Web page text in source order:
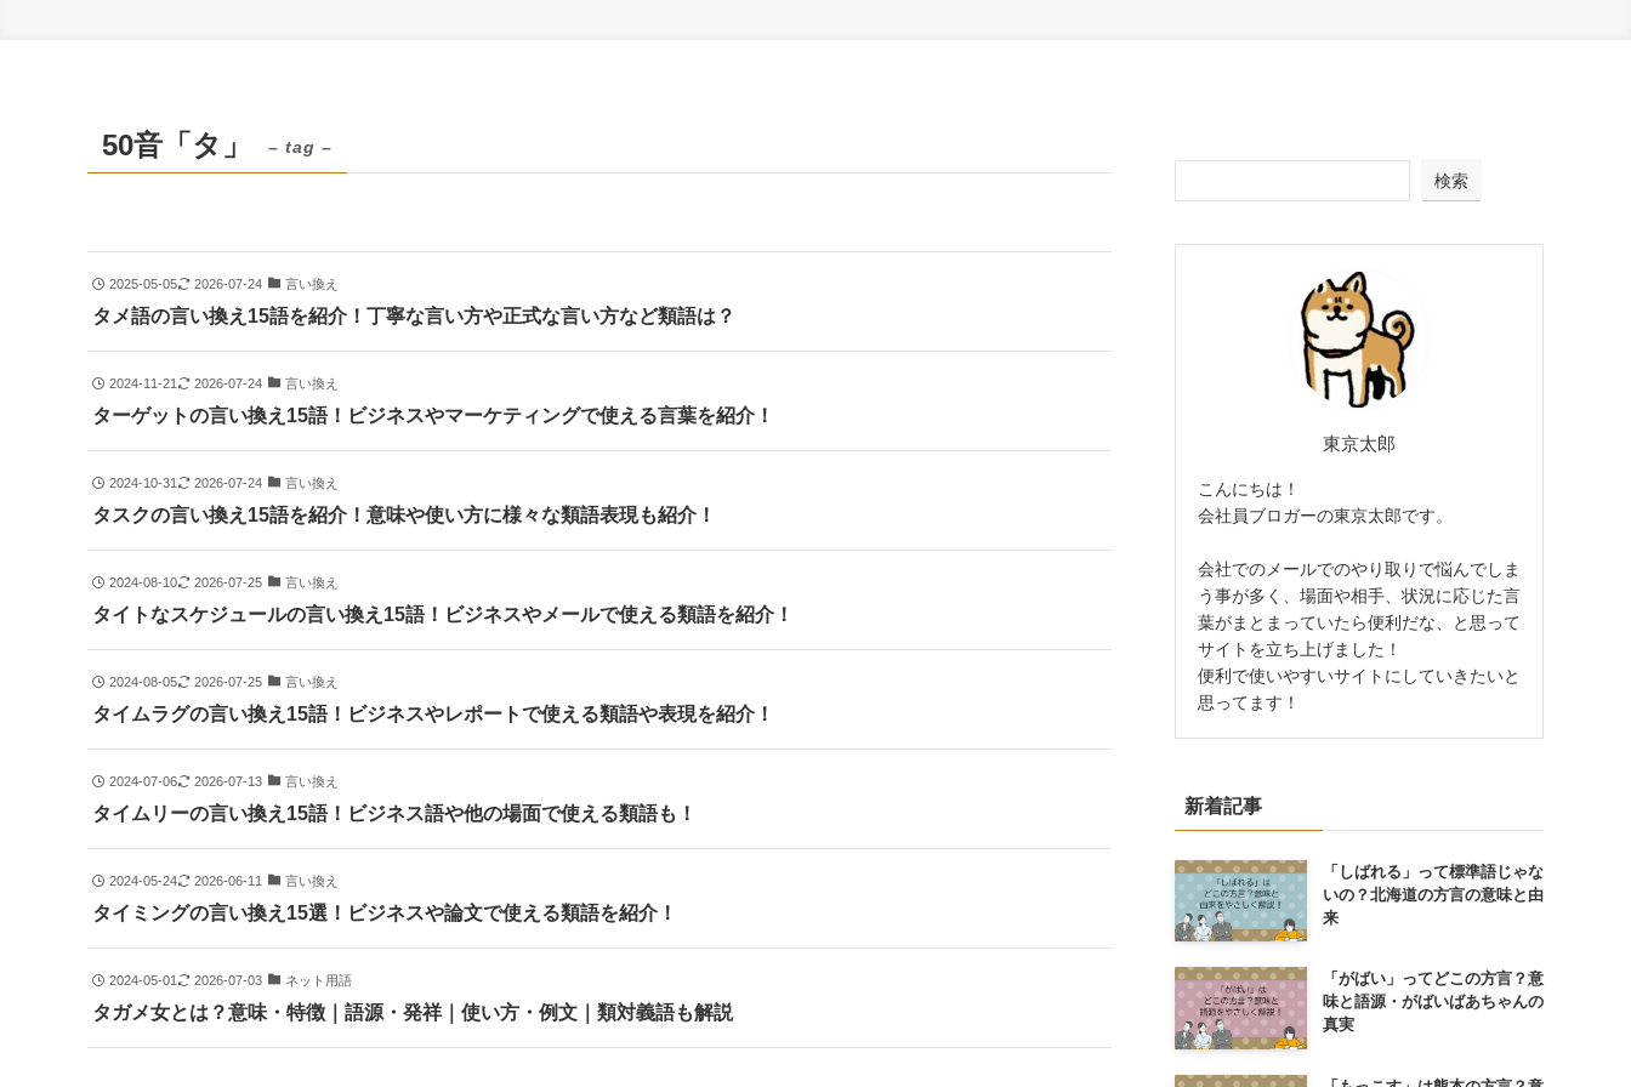
50音「タ」 – tag –
2025-05-05 2026-07-24 言い換え
タメ語の言い換え15語を紹介！丁寧な言い方や正式な言い方など類語は？
2024-11-21 2026-07-24 言い換え
ターゲットの言い換え15語！ビジネスやマーケティングで使える言葉を紹介！
2024-10-31 2026-07-24 言い換え
タスクの言い換え15語を紹介！意味や使い方に様々な類語表現も紹介！
2024-08-10 2026-07-25 言い換え
タイトなスケジュールの言い換え15語！ビジネスやメールで使える類語を紹介！
2024-08-05 2026-07-25 言い換え
タイムラグの言い換え15語！ビジネスやレポートで使える類語や表現を紹介！
2024-07-06 2026-07-13 言い換え
タイムリーの言い換え15語！ビジネス語や他の場面で使える類語も！
2024-05-24 2026-06-11 言い換え
タイミングの言い換え15選！ビジネスや論文で使える類語を紹介！
2024-05-01 2026-07-03 ネット用語
タガメ女とは？意味・特徴｜語源・発祥｜使い方・例文｜類対義語も解説
検索
東京太郎
こんにちは！
会社員ブロガーの東京太郎です。
会社でのメールでのやり取りで悩んでしま
う事が多く、場面や相手、状況に応じた言
葉がまとまっていたら便利だな、と思って
サイトを立ち上げました！
便利で使いやすいサイトにしていきたいと
思ってます！
新着記事
「しばれる」って標準語じゃな
いの？北海道の方言の意味と由
来
「がばい」ってどこの方言？意
味と語源・がばいばあちゃんの
真実